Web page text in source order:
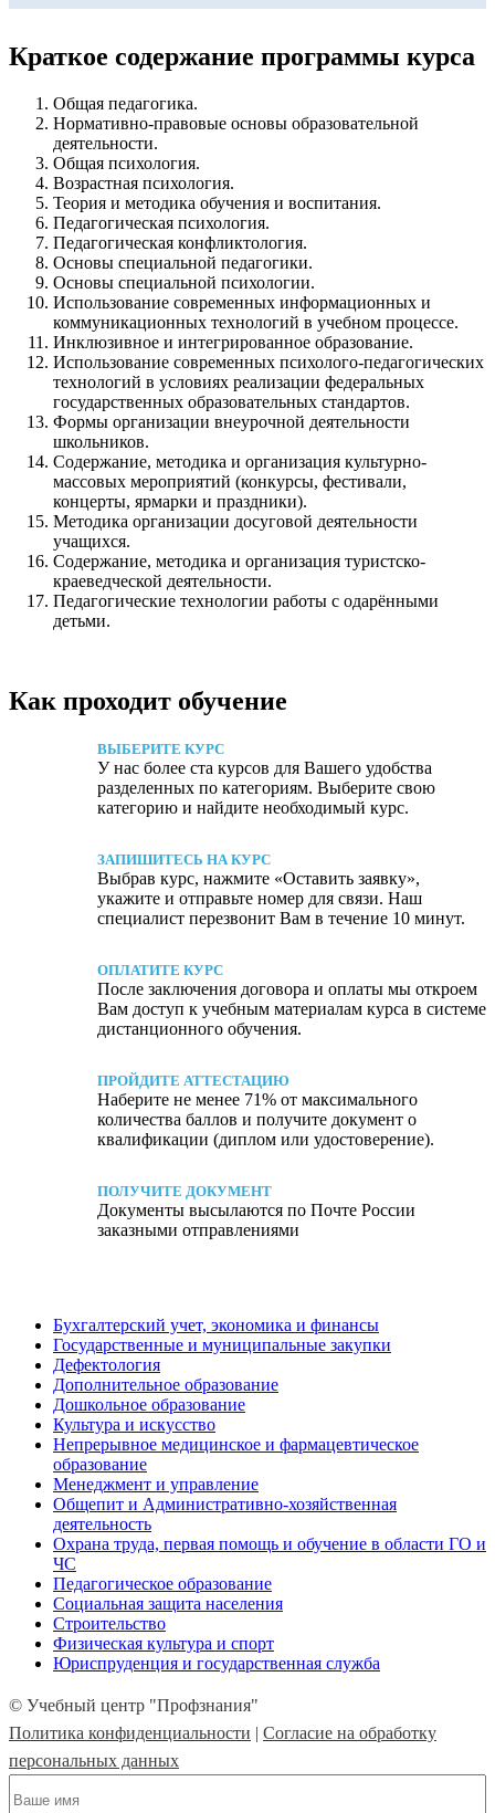
Краткое содержание программы курса
Общая педагогика.
Нормативно-правовые основы образовательной
деятельности.
Общая психология.
Возрастная психология.
Теория и методика обучения и воспитания.
Педагогическая психология.
Педагогическая конфликтология.
Основы специальной педагогики.
Основы специальной психологии.
Использование современных информационных и
коммуникационных технологий в учебном процессе.
Инклюзивное и интегрированное образование.
Использование современных психолого-педагогических
технологий в условиях реализации федеральных
государственных образовательных стандартов.
Формы организации внеурочной деятельности
школьников.
Содержание, методика и организация культурно-
массовых мероприятий (конкурсы, фестивали,
концерты, ярмарки и праздники).
Методика организации досуговой деятельности
учащихся.
Содержание, методика и организация туристско-
краеведческой деятельности.
Педагогические технологии работы с одарёнными
детьми.
Как проходит обучение
ВЫБЕРИТЕ КУРС
У нас более ста курсов для Вашего удобства
разделенных по категориям. Выберите свою
категорию и найдите необходимый курс.
ЗАПИШИТЕСЬ НА КУРС
Выбрав курс, нажмите «Оставить заявку»,
укажите и отправьте номер для связи. Наш
специалист перезвонит Вам в течение 10 минут.
ОПЛАТИТЕ КУРС
После заключения договора и оплаты мы откроем
Вам доступ к учебным материалам курса в системе
дистанционного обучения.
ПРОЙДИТЕ АТТЕСТАЦИЮ
Наберите не менее 71% от максимального
количества баллов и получите документ о
квалификации (диплом или удостоверение).
ПОЛУЧИТЕ ДОКУМЕНТ
Документы высылаются по Почте России
заказными отправлениями
Бухгалтерский учет, экономика и финансы
Государственные и муниципальные закупки
Дефектология
Дополнительное образование
Дошкольное образование
Культура и искусство
Непрерывное медицинское и фармацевтическое
образование
Менеджмент и управление
Общепит и Административно-хозяйственная
деятельность
Охрана труда, первая помощь и обучение в области ГО и
ЧС
Педагогическое образование
Социальная защита населения
Строительство
Физическая культура и спорт
Юриспруденция и государственная служба
© Учебный центр "Профзнания"
Политика конфиденциальности | Согласие на обработку
персональных данных